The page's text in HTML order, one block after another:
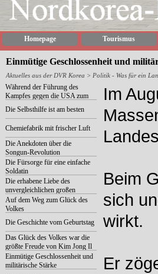
Homepage Tourismus
Einmütige Geschlossenheit und
Aktuelles aus der DVR Korea > Politik - Was für ein
Während der Führung des
Kampfes gegen die USA zum
Sieg
Die Selbsthilfe ist am besten
Chemiefabrik mit frischer Luft
Die Anekdoten über die
Songun-Revolution
Die Fürsorge für eine einfache
Soldatin
Die erhabene Liebe des
unvergleichlichen großen
Mannes zur Nation
Auf dem Weg zum Glück des
Volkes
Die Geschichte vom Geburtstag
Das Glück des Volkes war die
größte Freude von Kim Jong Il
Einmütige Geschlossenheit und
militärische Stärke
Im
Beim
sich
wirkt.
Er